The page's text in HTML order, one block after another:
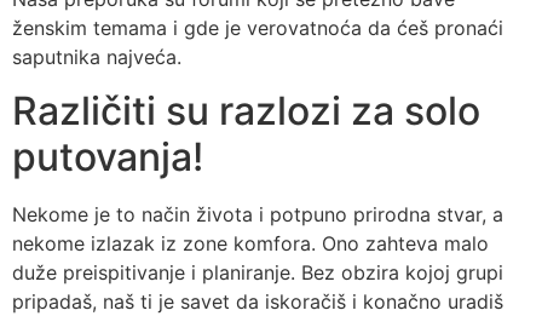
ženskim temama i gde je verovatnoća da ćeš pronaći
saputnika najveća.
Različiti su razlozi za solo
putovanja!
Nekome je to način života i potpuno prirodna stvar, a
nekome izlazak iz zone komfora. Ono zahteva malo
duže preispitivanje i planiranje. Bez obzira kojoj grupi
pripadaš, naš ti je savet da iskoračiš i konačno uradiš